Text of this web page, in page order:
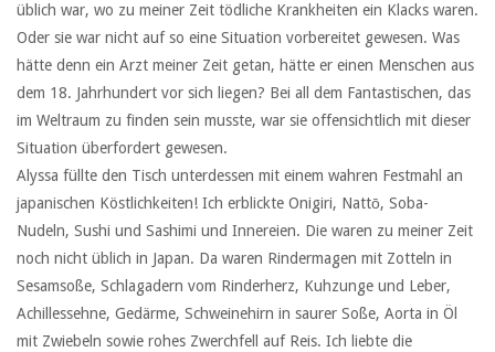
üblich war, wo zu meiner Zeit tödliche Krankheiten ein Klacks waren.
Oder sie war nicht auf so eine Situation vorbereitet gewesen. Was
hätte denn ein Arzt meiner Zeit getan, hätte er einen Menschen aus
dem 18. Jahrhundert vor sich liegen? Bei all dem Fantastischen, das
im Weltraum zu finden sein musste, war sie offensichtlich mit dieser
Situation überfordert gewesen.
Alyssa füllte den Tisch unterdessen mit einem wahren Festmahl an
japanischen Köstlichkeiten! Ich erblickte Onigiri, Nattō, Soba-
Nudeln, Sushi und Sashimi und Innereien. Die waren zu meiner Zeit
noch nicht üblich in Japan. Da waren Rindermagen mit Zotteln in
Sesamsoße, Schlagadern vom Rinderherz, Kuhzunge und Leber,
Achillessehne, Gedärme, Schweinehirn in saurer Soße, Aorta in Öl
mit Zwiebeln sowie rohes Zwerchfell auf Reis. Ich liebte die